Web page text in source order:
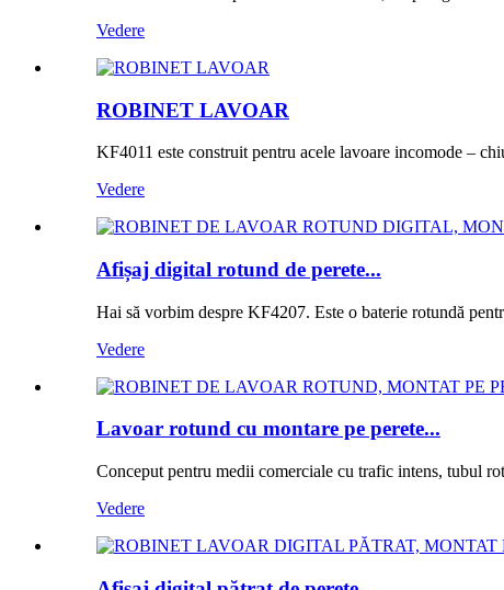
Vedere
ROBINET LAVOAR
KF4011 este construit pentru acele lavoare incomode –
Vedere
Afișaj digital rotund de perete...
Hai să vorbim despre KF4207. Este o baterie rotundă
Vedere
Lavoar rotund cu montare pe perete...
Conceput pentru medii comerciale cu trafic intens, tubul
Vedere